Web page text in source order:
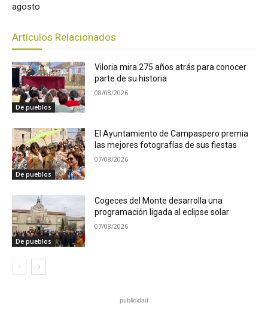
agosto
Artículos Relacionados
De pueblos
Viloria mira 275 años atrás para conocer
parte de su historia
08/08/2026
De pueblos
El Ayuntamiento de Campaspero premia
las mejores fotografías de sus fiestas
07/08/2026
De pueblos
Cogeces del Monte desarrolla una
programación ligada al eclipse solar
07/08/2026
publicidad